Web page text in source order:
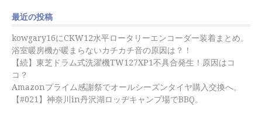
最近の投稿
kowgary16にCKW12水平ロータリーエンコーダー装着まとめ。
浴室暖房機が暖まらないカチカチ音の原因は？！
【続】東芝ドラム式洗濯機TW127XP1不具合発生！原因はコ
コ？
Amazonプライム感謝祭でオールシーズンタイヤ購入交換へ。
【#021】神奈川in丹沢湖ロッヂキャンプ場でBBQ。